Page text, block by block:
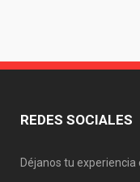
REDES SOCIALES
Déjanos tu